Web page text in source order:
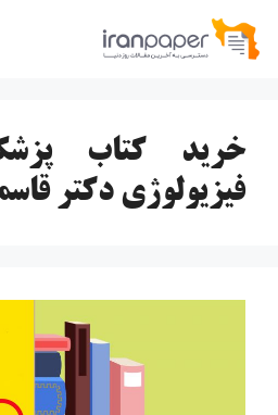
پرش
خرید کتاب
فیزیولوژی دکتر